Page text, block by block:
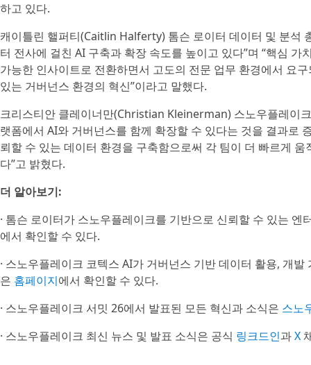
하고 있다.
캐이틀린 핼퍼티(Caitlin Halferty) 톰슨 로이터 데이터 및 분석
터 전사에 걸친 AI 구축과 확장 속도를 높이고 있다”며 “핵심
가능한 인사이트로 전환하면서 고도의 전문 업무 환경에서 요
있는 거버넌스 환경의 혁신”이라고 말했다.
크리스티안 클레이너만(Christian Kleinerman) 스노우플레이
랫폼에서 AI와 거버넌스를 함께 확장할 수 있다는 것을 결과로
뢰할 수 있는 데이터 환경을 구축함으로써 각 팀이 더 빠르게
다”고 밝혔다.
더 알아보기:
· 톰슨 로이터가 스노우플레이크를 기반으로 신뢰할 수 있는
에서 확인할 수 있다.
· 스노우플레이크 코텍스 AI가 거버넌스 기반 데이터 활용, 개
은 홈페이지에서 확인할 수 있다.
· 스노우플레이크 서밋 26에서 발표된 모든 혁신과 소식은 스노
· 스노우플레이크 최신 뉴스 및 발표 소식은 공식 링크드인과X